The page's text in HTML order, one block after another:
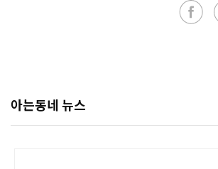
아는동네 뉴스